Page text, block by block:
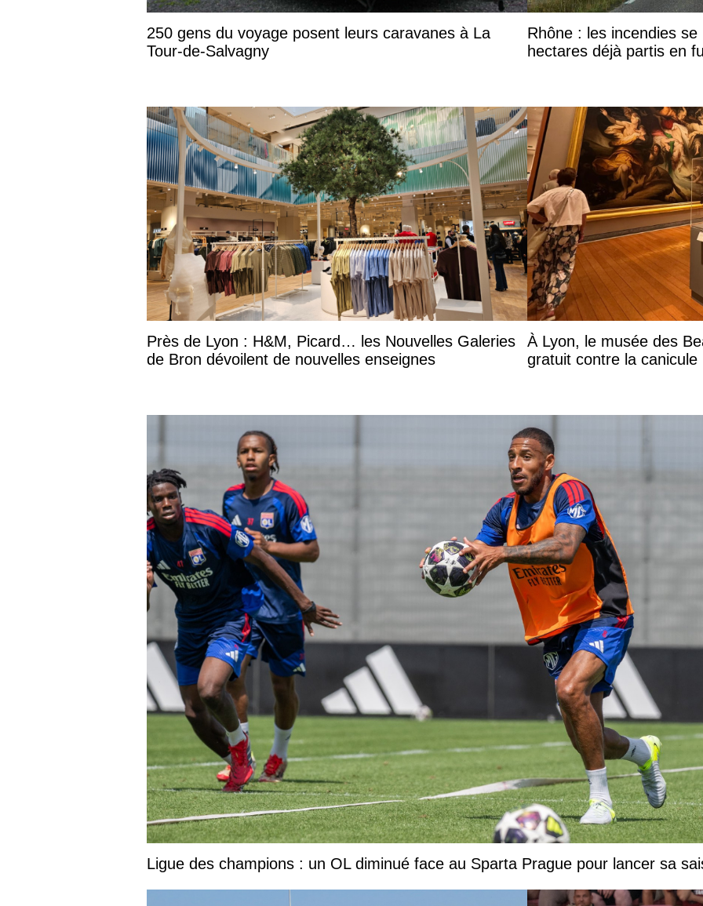
250 gens du voyage posent leurs caravanes à La
Tour-de-Salvagny
Rhône : les incendies
hectares déjà partis en
Près de Lyon : H&M, Picard… les Nouvelles Galeries
de Bron dévoilent de nouvelles enseignes
À Lyon, le musée des
gratuit contre la canicule
Ligue des champions : un OL diminué face au Sparta Prague pour lancer sa